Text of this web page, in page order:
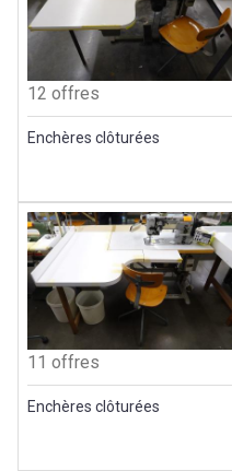
12 offres
Enchères clôturées
11 offres
Enchères clôturées